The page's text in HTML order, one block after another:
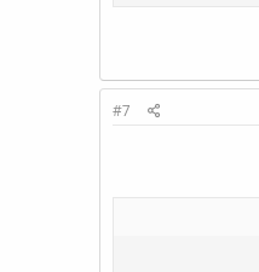
#7